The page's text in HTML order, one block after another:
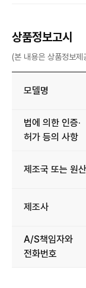
상품정보고시
(본 내용은 상품정보
모델명
법에 의한 인증·
허가 등의 사항
제조국 또는 원
제조사
A/S책임자와
전화번호